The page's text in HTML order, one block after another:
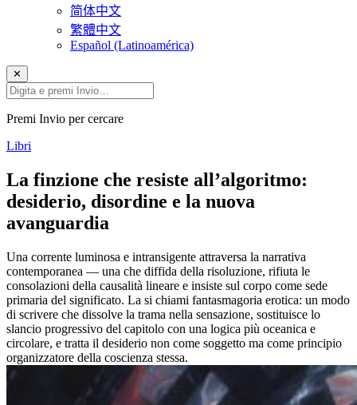
简体中文
繁體中文
Español (Latinoamérica)
✕
Premi Invio per cercare
Libri
La finzione che resiste all’algoritmo:
desiderio, disordine e la nuova
avanguardia
Una corrente luminosa e intransigente attraversa la narrativa
contemporanea — una che diffida della risoluzione, rifiuta le
consolazioni della causalità lineare e insiste sul corpo come sede
primaria del significato. La si chiami fantasmagoria erotica: un modo
di scrivere che dissolve la trama nella sensazione, sostituisce lo
slancio progressivo del capitolo con una logica più oceanica e
circolare, e tratta il desiderio non come soggetto ma come principio
organizzatore della coscienza stessa.